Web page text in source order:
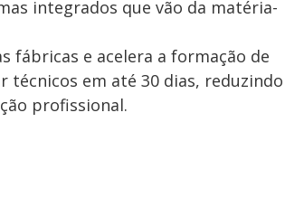
integrados que vão da matéria-
fábricas e acelera a formação de
técnicos em até 30 dias, reduzindo
profissional.